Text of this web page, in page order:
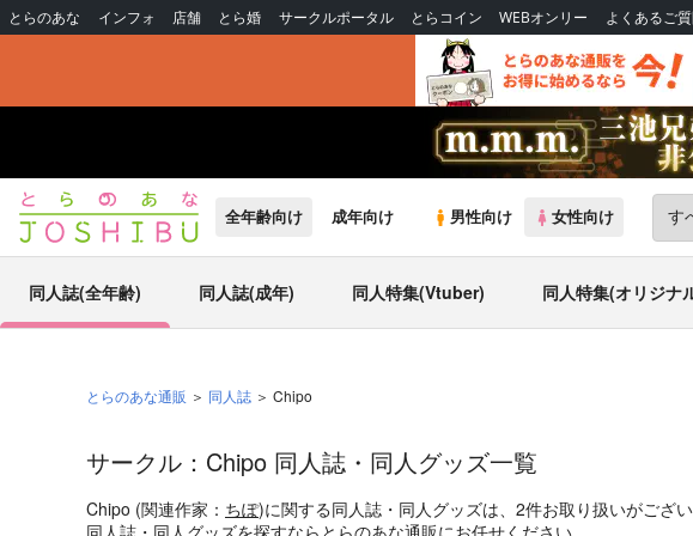
とらのあな インフォ 店舗 とら婚 サークルポータル とらコイン WEBオンリー よくあるご
全年齢向け 成年向け 男性向け 女性向け
同人誌(全年齢) 同人誌(成年) 同人特集(Vtuber) 同人特集(オリジナ
とらのあな通販 同人誌 Chipo
サークル：Chipo 同人誌・同人グッズ一覧
Chipo (関連作家： ちぽ)に関する同人誌・同人グッズは、2件お取り扱いがござ
同人誌・同人グッズを探すならとらのあな通販にお任せください。